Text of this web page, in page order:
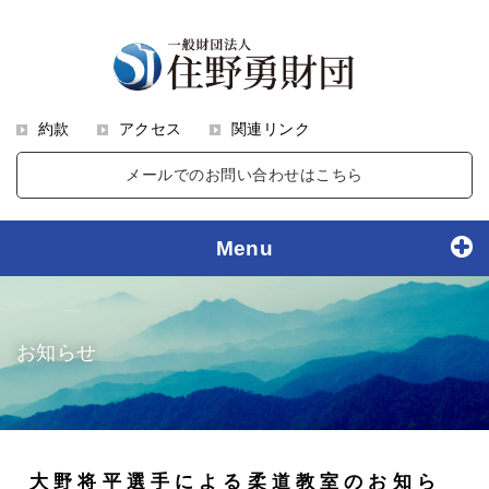
約款 アクセス 関連リンク
メールでのお問い合わせはこちら
Menu
お知らせ
大野将平選手による柔道教室のお知ら